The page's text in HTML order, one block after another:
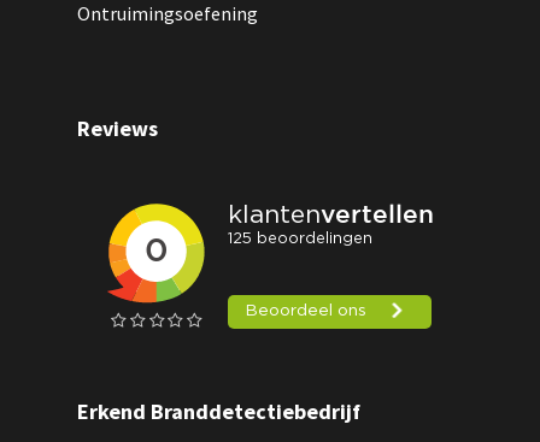
Ontruimingsoefening
Reviews
Erkend Branddetectiebedrijf